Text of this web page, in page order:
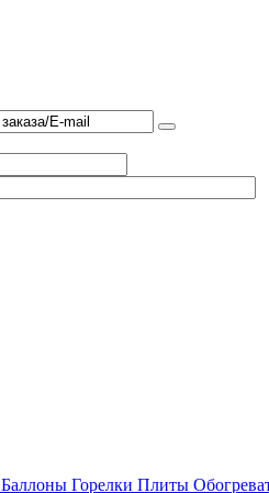
Баллоны Горелки Плиты